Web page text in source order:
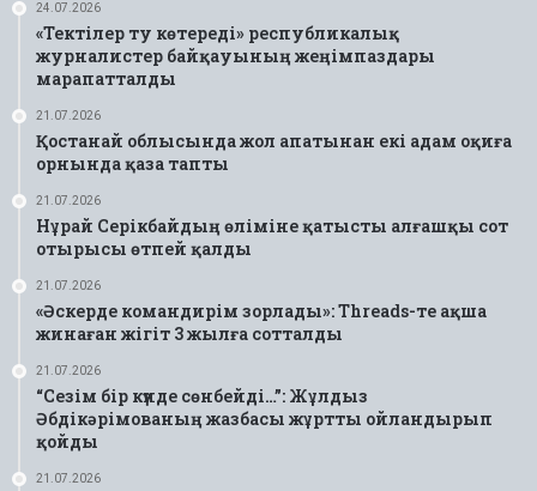
24.07.2026
«Тектілер ту көтереді» республикалық
журналистер байқауының жеңімпаздары
марапатталды
21.07.2026
Қостанай облысында жол апатынан екі адам оқиға
орнында қаза тапты
21.07.2026
Нұрай Серікбайдың өліміне қатысты алғашқы сот
отырысы өтпей қалды
21.07.2026
«Әскерде командирім зорлады»: Threads-те ақша
жинаған жігіт 3 жылға сотталды
21.07.2026
“Сезім бір күнде сөнбейді…”: Жұлдыз
Әбдікәрімованың жазбасы жұртты ойландырып
қойды
21.07.2026